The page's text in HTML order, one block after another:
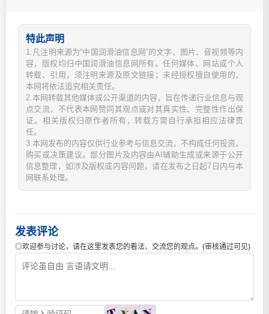
特此声明
1.凡注明来源为“中国润滑油信息网”的文字、图片、音视频等内
容，版权均归中国润滑油信息网所有。任何媒体、网站或个人
转载、引用，须注明来源及原文链接；未经授权擅自使用的，
本网将依法追究相关责任。
2.本网转载其他媒体或公开渠道的内容，旨在传递行业信息与观
点交流，不代表本网赞同其观点或对其真实性、完整性作出保
证。相关版权归原作者所有，转载方需自行承担相应法律责
任。
3.本网发布的内容仅供行业参考与信息交流，不构成任何投资、
购买或决策建议。部分图片及内容由AI辅助生成或来源于公开
信息整理，如涉及版权或内容问题，请在发布之日起7日内与本
网联系处理。
发表评论
◎欢迎参与讨论，请在这里发表您的看法、交流您的观点。(审核通过可见)